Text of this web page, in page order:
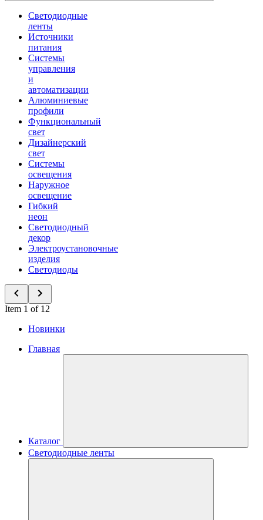
Светодиодные
ленты
Источники
питания
Системы
управления
и
автоматизации
Алюминиевые
профили
Функциональный
свет
Дизайнерский
свет
Системы
освещения
Наружное
освещение
Гибкий
неон
Светодиодный
декор
Электроустановочные
изделия
Светодиоды
Item 1 of 12
Новинки
Главная
Каталог
Светодиодные ленты